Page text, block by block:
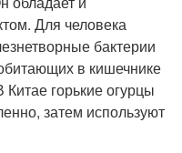
Для человека
бактерии
в кишечнике
горькие огурцы
затем используют